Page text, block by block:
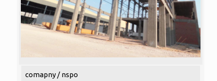
comapny / nspo